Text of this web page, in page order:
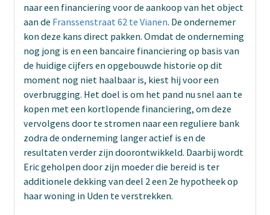
naar een financiering voor de aankoop van het object
aan de Franssenstraat 62 te Vianen. De ondernemer
kon deze kans direct pakken. Omdat de onderneming
nog jong is en een bancaire financiering op basis van
de huidige cijfers en opgebouwde historie op dit
moment nog niet haalbaar is, kiest hij voor een
overbrugging. Het doel is om het pand nu snel aan te
kopen met een kortlopende financiering, om deze
vervolgens door te stromen naar een reguliere bank
zodra de onderneming langer actief is en de
resultaten verder zijn doorontwikkeld. Daarbij wordt
Eric geholpen door zijn moeder die bereid is ter
additionele dekking van deel 2 een 2e hypotheek op
haar woning in Uden te verstrekken.